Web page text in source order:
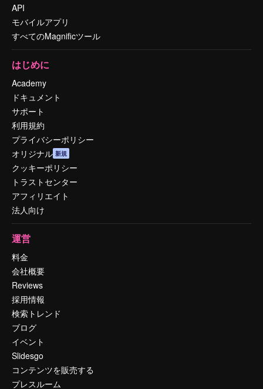
API
モバイルアプリ
すべてのMagnificツール
はじめに
Academy
ドキュメント
サポート
利用規約
プライバシーポリシー
オリジナル 新規
クッキーポリシー
トラストセンター
アフィリエイト
法人向け
運営
料金
会社概要
Reviews
採用情報
検索トレンド
ブログ
イベント
Slidesgo
コンテンツを販売する
プレスルーム